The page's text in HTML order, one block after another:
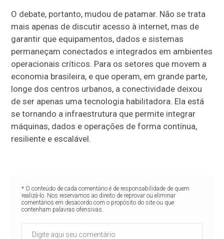
O debate, portanto, mudou de patamar. Não se trata
mais apenas de discutir acesso à internet, mas de
garantir que equipamentos, dados e sistemas
permaneçam conectados e integrados em ambientes
operacionais críticos. Para os setores que movem a
economia brasileira, e que operam, em grande parte,
longe dos centros urbanos, a conectividade deixou
de ser apenas uma tecnologia habilitadora. Ela está
se tornando a infraestrutura que permite integrar
máquinas, dados e operações de forma contínua,
resiliente e escalável.
* O conteúdo de cada comentário é de responsabilidade de quem
realizá-lo. Nos reservamos ao direito de reprovar ou eliminar
comentários em desacordo com o propósito do site ou que
contenham palavras ofensivas.